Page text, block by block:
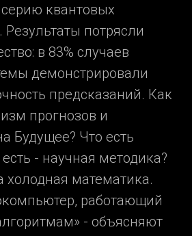
квантовых
потрясли
в 83% случаев
демонстрировали
предсказаний. Как
прогнозов и
Будущее? Что есть
- научная методика?
холодная математика.
работающий
- объясняют